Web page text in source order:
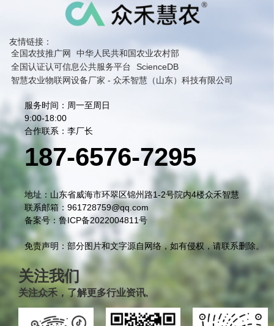
友情链接：
全国农技推广网
中华人民共和国农业农村部
全国认证认可信息公共服务平台
ScienceDB
智慧农业物联网设备厂家 - 众禾智慧（山东）科技有限公司
服务时间：周一至周日
9:00-18:00
合作联系：李厂长
187-6576-7295
地址：山东省威海市环翠区锦州路1-2号院内4楼众禾智慧
联系邮箱：961728759@qq.com
备案号：鲁ICP备2022004811号
免责声明：部分图片和文字源自网络，如有侵权，请联系删除。
关注我们
关注众禾，了解更多行业资讯,